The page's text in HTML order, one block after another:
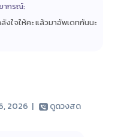
ากรณ์:
ใจให้คะ แล้วมาอัพเดทกันนะ
2026 | ดูดวงสด